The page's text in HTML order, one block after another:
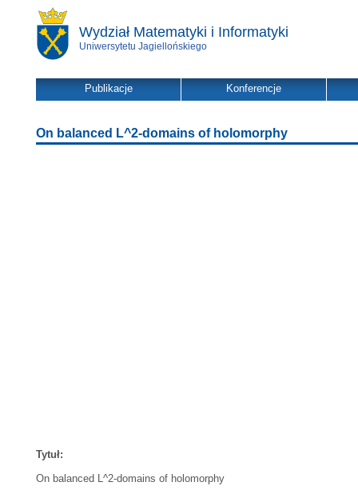
Wydział Matematyki i Informatyki
Uniwersytetu Jagiellońskiego
Publikacje Konferencje
On balanced L^2-domains of holomorphy
Tytuł:
On balanced L^2-domains of holomorphy